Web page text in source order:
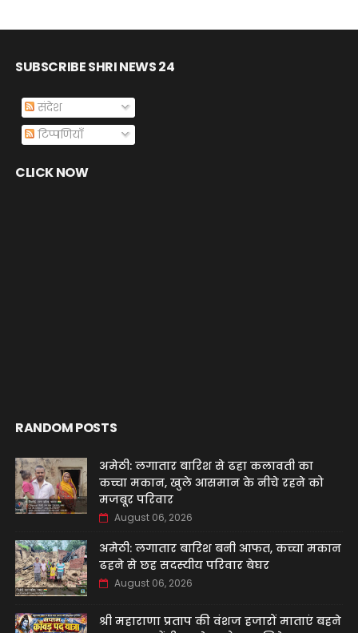
SUBSCRIBE SHRI NEWS 24
संदेश
टिप्पणियाँ
CLICK NOW
RANDOM POSTS
अमेठी: लगातार बारिश से ढहा कलावती का
कच्चा मकान, खुले आसमान के नीचे रहने को
मजबूर परिवार
August 06, 2026
अमेठी: लगातार बारिश बनी आफत, कच्चा मकान
ढहने से छह सदस्यीय परिवार बेघर
August 06, 2026
श्री महाराणा प्रताप की वंशज हजारों माताएं बहने